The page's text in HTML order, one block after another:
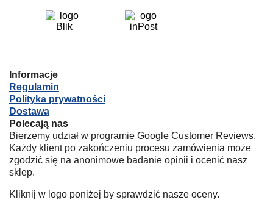
Informacje
Regulamin
Polityka prywatności
Dostawa
Polecają nas
Bierzemy udział w programie Google Customer Reviews.
Każdy klient po zakończeniu procesu zamówienia może
zgodzić się na anonimowe badanie opinii i ocenić nasz
sklep.
Kliknij w logo poniżej by sprawdzić nasze oceny.